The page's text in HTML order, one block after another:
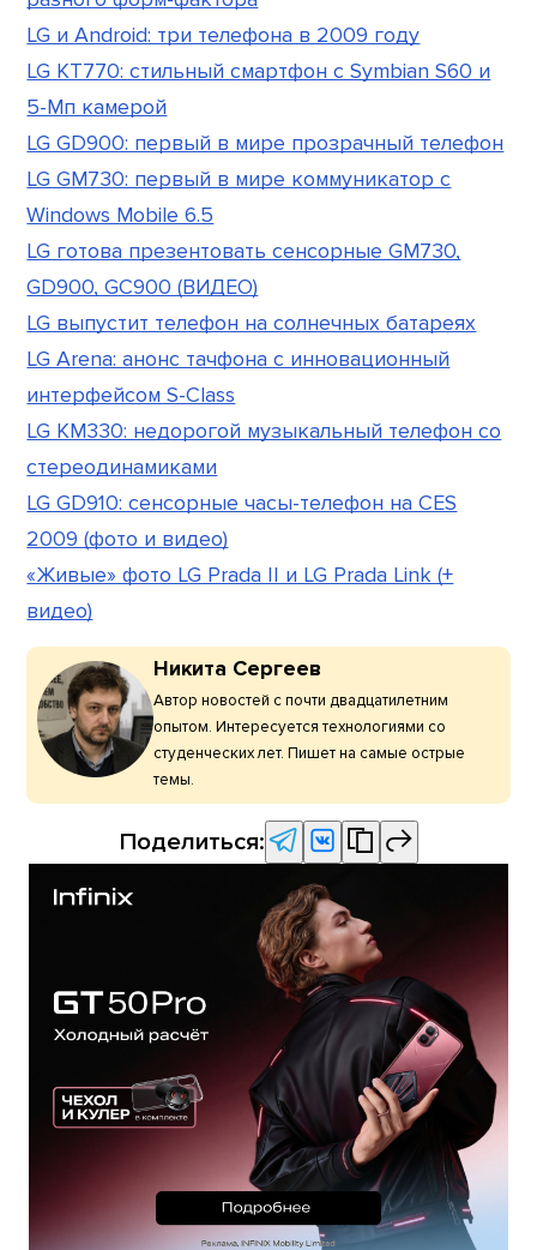
LG и Android: три телефона в 2009 году
LG KT770: стильный смартфон с Symbian S60 и
5-Мп камерой
LG GD900: первый в мире прозрачный телефон
LG GM730: первый в мире коммуникатор с
Windows Mobile 6.5
LG готова презентовать сенсорные GM730,
GD900, GC900 (ВИДЕО)
LG выпустит телефон на солнечных батареях
LG Arena: анонс тачфона с инновационный
интерфейсом S-Class
LG KM330: недорогой музыкальный телефон со
стереодинамиками
LG GD910: сенсорные часы-телефон на CES
2009 (фото и видео)
«Живые» фото LG Prada II и LG Prada Link (+
видео)
Никита Сергеев
Автор новостей с почти двадцатилетним
опытом. Интересуется технологиями со
студенческих лет. Пишет на самые острые
темы.
Поделиться: